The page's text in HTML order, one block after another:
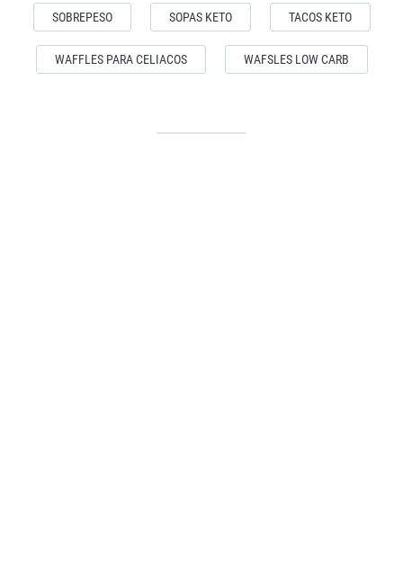
SOBREPESO SOPAS KETO TACOS KETO
WAFFLES PARA CELIACOS WAFSLES LOW CARB